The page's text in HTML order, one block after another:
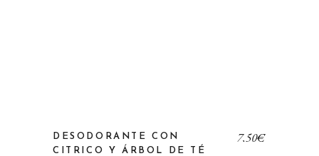
DESODORANTE CON
CITRICO Y ÁRBOL DE TÉ
7,50€